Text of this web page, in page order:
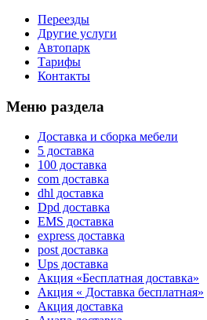
Переезды
Другие услуги
Автопарк
Тарифы
Контакты
Меню раздела
Доставка и сборка мебели
5 доставка
100 доставка
com доставка
dhl доставка
Dpd доставка
EMS доставка
express доставка
post доставка
Ups доставка
Акция «Бесплатная доставка»
Акция « Доставка бесплатная»
Акция доставка